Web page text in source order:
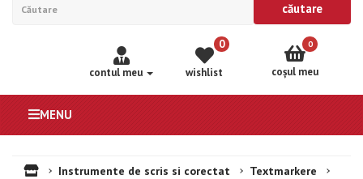
căutare
contul meu
0
wishlist coşul meu
0
MENU
Instrumente de scris si corectat
Textmarkere